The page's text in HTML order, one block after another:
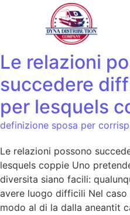
Le relazioni
succedere
per lesquels
definizione sposa per
Le relazioni possono
lesquels coppie Uno
diversita siano facili:
avere luogo difficili Nel caso
modo al di la dalla aneantit